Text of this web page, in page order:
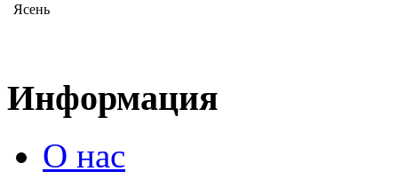
Ясень
Информация
О нас